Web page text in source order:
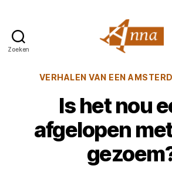
Zoeken
van
VERHALEN VAN EEN
Is het nou
afgelopen